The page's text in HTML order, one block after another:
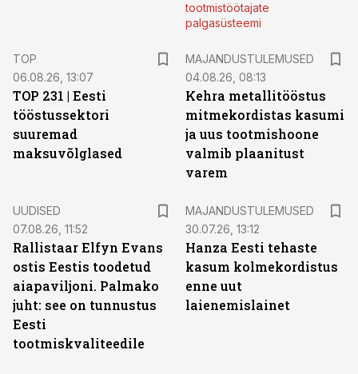
tootmistöötajate
palgasüsteemi
TOP
06.08.26, 13:07
TOP 231 | Eesti
tööstussektori
suuremad
maksuvõlglased
MAJANDUSTULEMUSED
04.08.26, 08:13
Kehra metallitööstus
mitmekordistas kasumi
ja uus tootmishoone
valmib plaanitust
varem
UUDISED
07.08.26, 11:52
Rallistaar Elfyn Evans
ostis Eestis toodetud
aiapaviljoni. Palmako
juht: see on tunnustus
Eesti
tootmiskvaliteedile
MAJANDUSTULEMUSED
30.07.26, 13:12
Hanza Eesti tehaste
kasum kolmekordistus
enne uut
laienemislainet